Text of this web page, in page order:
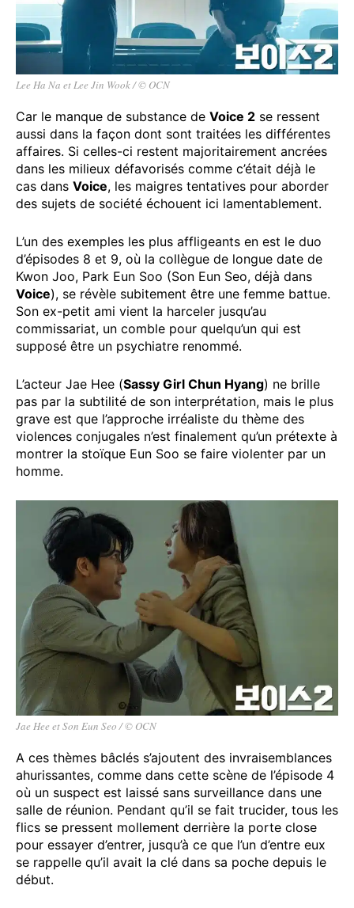
Lee Ha Na et Lee Jin Wook / © OCN
Car le manque de substance de Voice 2 se ressent
aussi dans la façon dont sont traitées les différentes
affaires. Si celles-ci restent majoritairement ancrées
dans les milieux défavorisés comme c’était déjà le
cas dans Voice, les maigres tentatives pour aborder
des sujets de société échouent ici lamentablement.
L’un des exemples les plus affligeants en est le duo
d’épisodes 8 et 9, où la collègue de longue date de
Kwon Joo, Park Eun Soo (Son Eun Seo, déjà dans
Voice), se révèle subitement être une femme battue.
Son ex-petit ami vient la harceler jusqu’au
commissariat, un comble pour quelqu’un qui est
supposé être un psychiatre renommé.
L’acteur Jae Hee (Sassy Girl Chun Hyang) ne brille
pas par la subtilité de son interprétation, mais le plus
grave est que l’approche irréaliste du thème des
violences conjugales n’est finalement qu’un prétexte à
montrer la stoïque Eun Soo se faire violenter par un
homme.
Jae Hee et Son Eun Seo / © OCN
A ces thèmes bâclés s’ajoutent des invraisemblances
ahurissantes, comme dans cette scène de l’épisode 4
où un suspect est laissé sans surveillance dans une
salle de réunion. Pendant qu’il se fait trucider, tous les
flics se pressent mollement derrière la porte close
pour essayer d’entrer, jusqu’à ce que l’un d’entre eux
se rappelle qu’il avait la clé dans sa poche depuis le
début.